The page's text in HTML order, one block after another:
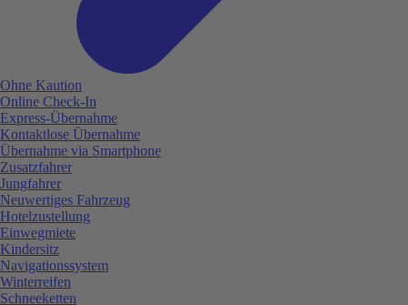
Ohne Kaution
Online Check-In
Express-Übernahme
Kontaktlose Übernahme
Übernahme via Smartphone
Zusatzfahrer
Jungfahrer
Neuwertiges Fahrzeug
Hotelzustellung
Einwegmiete
Kindersitz
Navigationssystem
Winterreifen
Schneeketten